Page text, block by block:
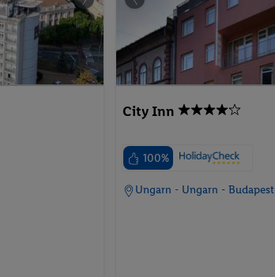
City Inn
100%
Ungarn - Ungarn - Budapest